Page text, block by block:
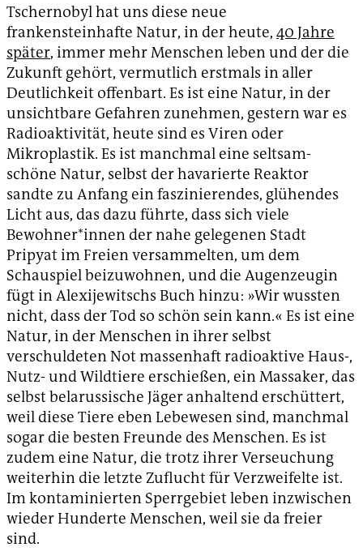
Tschernobyl hat uns diese neue
frankensteinhafte Natur, in der heute, 40 Jahre
später, immer mehr Menschen leben und der die
Zukunft gehört, vermutlich erstmals in aller
Deutlichkeit offenbart. Es ist eine Natur, in der
unsichtbare Gefahren zunehmen, gestern war es
Radioaktivität, heute sind es Viren oder
Mikroplastik. Es ist manchmal eine seltsam-
schöne Natur, selbst der havarierte Reaktor
sandte zu Anfang ein faszinierendes, glühendes
Licht aus, das dazu führte, dass sich viele
Bewohner*innen der nahe gelegenen Stadt
Pripyat im Freien versammelten, um dem
Schauspiel beizuwohnen, und die Augenzeugin
fügt in Alexijewitschs Buch hinzu: »Wir wussten
nicht, dass der Tod so schön sein kann.« Es ist eine
Natur, in der Menschen in ihrer selbst
verschuldeten Not massenhaft radioaktive Haus-,
Nutz- und Wildtiere erschießen, ein Massaker, das
selbst belarussische Jäger anhaltend erschüttert,
weil diese Tiere eben Lebewesen sind, manchmal
sogar die besten Freunde des Menschen. Es ist
zudem eine Natur, die trotz ihrer Verseuchung
weiterhin die letzte Zuflucht für Verzweifelte ist.
Im kontaminierten Sperrgebiet leben inzwischen
wieder Hunderte Menschen, weil sie da freier
sind.